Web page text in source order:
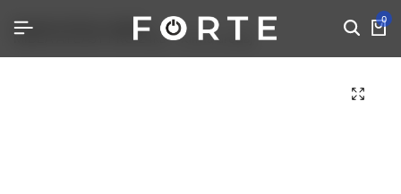
0
Početna
Klima uređaji
MIDEA All EASY PRO 24ka – Klima uređaj